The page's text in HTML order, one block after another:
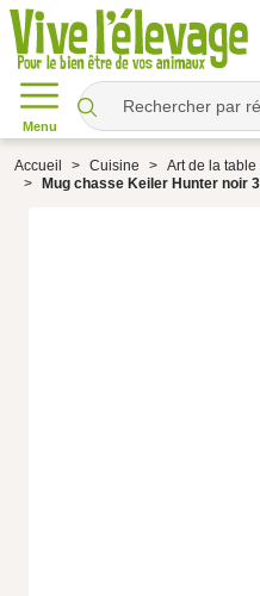
Menu
Accueil Cuisine Art de la table
Mug chasse Keiler Hunter noir